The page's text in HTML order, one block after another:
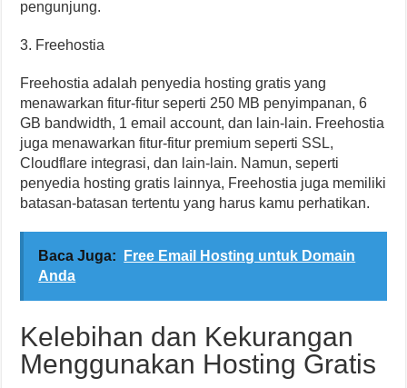
pengunjung.
3. Freehostia
Freehostia adalah penyedia hosting gratis yang
menawarkan fitur-fitur seperti 250 MB penyimpanan, 6
GB bandwidth, 1 email account, dan lain-lain. Freehostia
juga menawarkan fitur-fitur premium seperti SSL,
Cloudflare integrasi, dan lain-lain. Namun, seperti
penyedia hosting gratis lainnya, Freehostia juga memiliki
batasan-batasan tertentu yang harus kamu perhatikan.
Baca Juga:
Free Email Hosting untuk Domain
Anda
Kelebihan dan Kekurangan
Menggunakan Hosting Gratis